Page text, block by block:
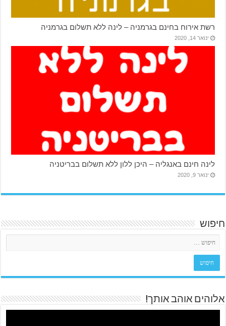
רשת אירוח בחינם בגרמניה – לינה ללא תשלום בגרמניה
ינואר 14, 2020
לינה חינם באנגליה – היכן ללון ללא תשלום בבריטניה
ינואר 9, 2020
חיפוש
אלוהים אוהב אותך!